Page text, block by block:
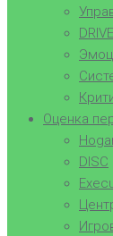
Оценка
DISC